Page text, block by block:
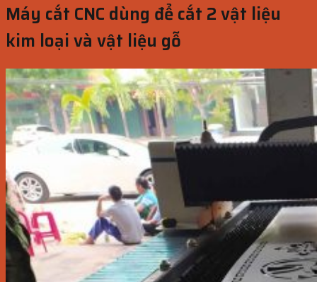
Máy cắt CNC dùng để cắt 2 vật liệu
kim loại và vật liệu gỗ